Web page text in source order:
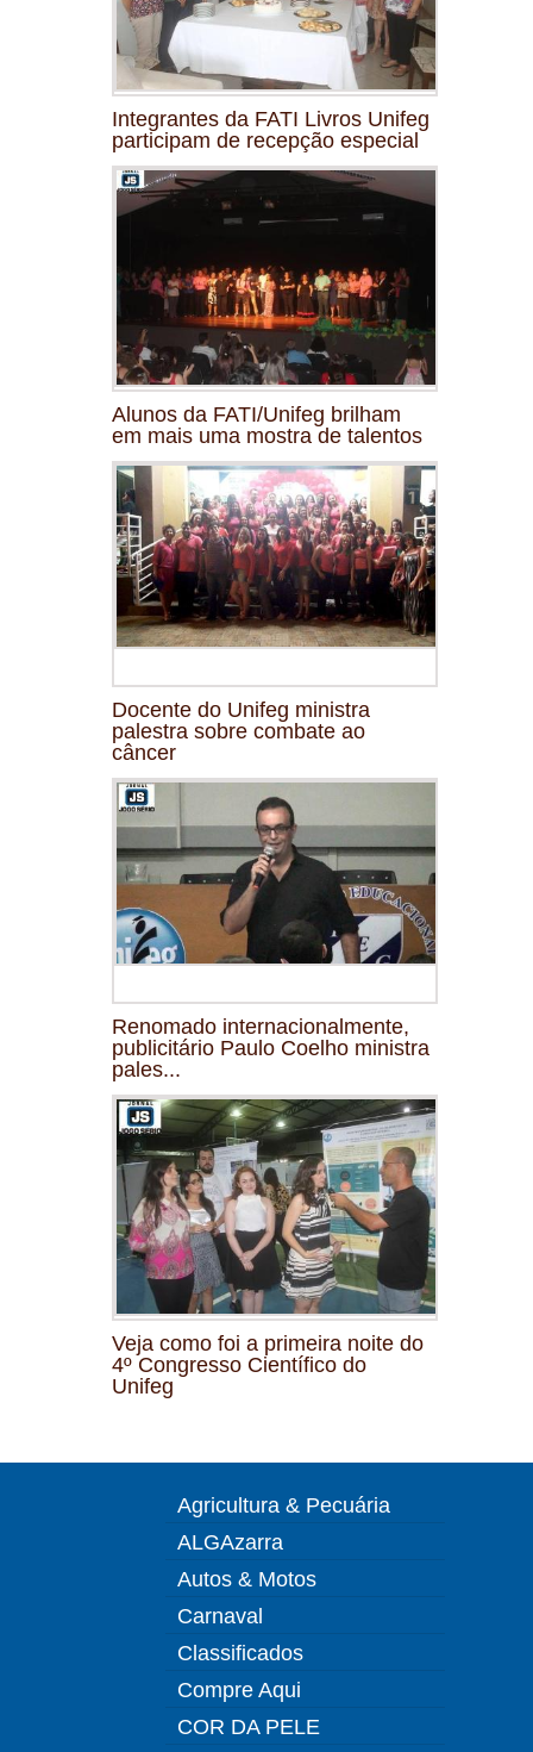
Integrantes da FATI Livros Unifeg
participam de recepção especial
Alunos da FATI/Unifeg brilham
em mais uma mostra de talentos
Docente do Unifeg ministra
palestra sobre combate ao
câncer
Renomado internacionalmente,
publicitário Paulo Coelho ministra
pales...
Veja como foi a primeira noite do
4º Congresso Científico do
Unifeg
Agricultura & Pecuária
ALGAzarra
Autos & Motos
Carnaval
Classificados
Compre Aqui
COR DA PELE